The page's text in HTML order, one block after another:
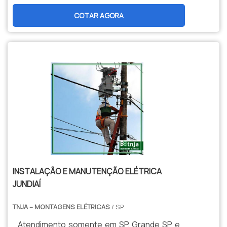
satisfação dos clientes, a empresa busca
mercado e em instalações modernas,
garantindo assim a sua confiança e boa
cotação no mercado. A Ritz SP é uma
empresa que tem despontado no
segmento pela seriedade e qualidade, que
garantem uma entrega de excelência de
ponta a ponta..
estruturas que abrigam equipamentos
elétricos essenciais, como
transformadores e disjuntores, para
receber e distribuir energia de forma
COTAR AGORA
INSTALAÇÃO E MANUTENÇÃO ELÉTRICA
JUNDIAÍ
TNJA – MONTAGENS ELÉTRICAS / SP
Atendimento somente em SP, Grande SP e